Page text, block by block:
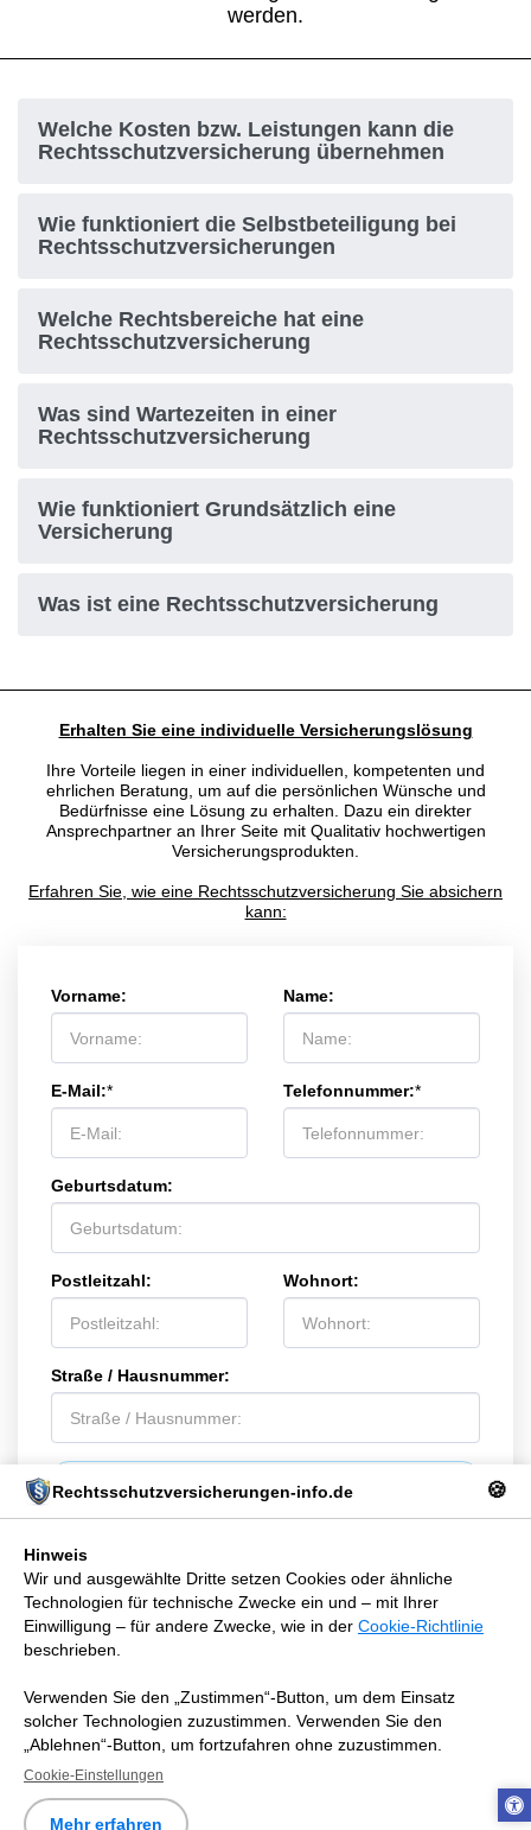
Rechtsschutzversicherungen-info.de 🍪
Hinweis
Wir und ausgewählte Dritte setzen Cookies oder ähnliche
Technologien für technische Zwecke ein und – mit Ihrer
Einwilligung – für andere Zwecke, wie in der Cookie-Richtlinie
beschrieben.
Verwenden Sie den „Zustimmen“-Button, um dem Einsatz
solcher Technologien zuzustimmen. Verwenden Sie den
„Ablehnen“-Button, um fortzufahren ohne zuzustimmen.
Cookie-Einstellungen
Mehr erfahren
werden.
H3 Überschrift
Welche Kosten bzw. Leistungen kann die
Rechtsschutzversicherung übernehmen
Wie funktioniert die Selbstbeteiligung bei
Rechtsschutzversicherungen
Welche Rechtsbereiche hat eine
Rechtsschutzversicherung
Was sind Wartezeiten in einer
Rechtsschutzversicherung
Wie funktioniert Grundsätzlich eine
Versicherung
Was ist eine Rechtsschutzversicherung
Erhalten Sie eine individuelle Versicherungslösung
Ihre Vorteile liegen in einer individuellen, kompetenten und
ehrlichen Beratung, um auf die persönlichen Wünsche und
Bedürfnisse eine Lösung zu erhalten. Dazu ein direkter
Ansprechpartner an Ihrer Seite mit Qualitativ hochwertigen
Versicherungsprodukten.
Erfahren Sie, wie eine Rechtsschutzversicherung Sie absichern
kann:
Vorname: Name:
E-Mail:* Telefonnummer:*
Geburtsdatum:
Postleitzahl: Wohnort:
Straße / Hausnummer:
ABSENDEN
Copyright © 2026 Alle Rechte vorbehalten.
Bild- und Textnachweise